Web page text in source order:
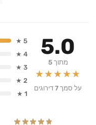
5.0
מתוך 5
★★★★★
על סמך 7 דירוגים
5 ★
4 ★
3 ★
2 ★
1 ★